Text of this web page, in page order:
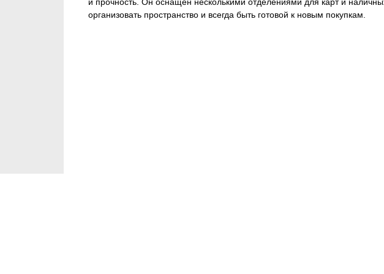
и прочность. Он оснащён несколькими отделениями для карт и
организовать пространство и всегда быть готовой к новым покупкам.